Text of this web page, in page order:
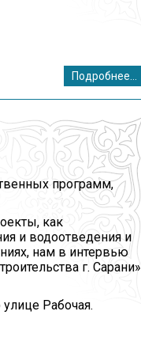
Подробнее...
программ,
как
и водоотведения и
нам в интервью
г. Сарани»
Рабочая.